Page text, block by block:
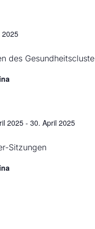
2025
des
2025- 30. April 2025
Sitzungen